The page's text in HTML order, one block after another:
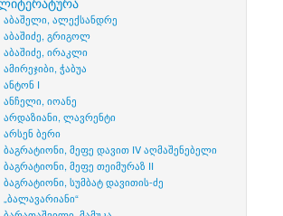
ვაჟი. მას ქართლ-კახეთის
- ეკუთვნის რამდენიმე
აღსანიშნავია: "სევდის
XVIII საუკუნის II ნახევარში,
პოემაში "ასპინძისათვის"
აბაშელი, ალექსანდრე
აბაშიძე, გრიგოლ
აბაშიძე, ირაკლი
ამირეჯიბი, ჭაბუა
ანტონ I
ანჩელი, იოანე
არდაზიანი, ლავრენტი
არსენ ბერი
ბაგრატიონი, მეფე დავით IV აღმაშენებელი
ბაგრატიონი, მეფე თეიმურაზ II
ბაგრატიონი, სუმბატ დავითის-ძე
„ბალავარიანი“